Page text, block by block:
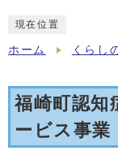
現在位置
ホーム くらし
福崎町認知
ービス事業